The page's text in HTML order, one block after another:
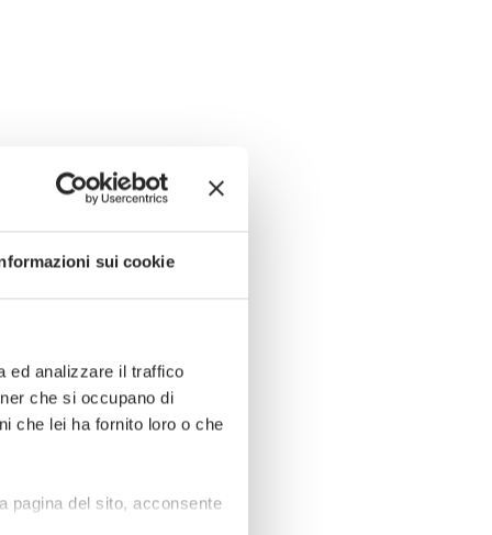
sui cookie
ed analizzare il traffico
che si occupano di
che lei ha fornito loro o che
pagina del sito, acconsente